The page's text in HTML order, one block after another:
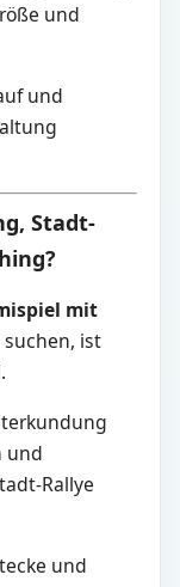
und
und
Stadt-
mit
suchen, ist
und
Rallye
und